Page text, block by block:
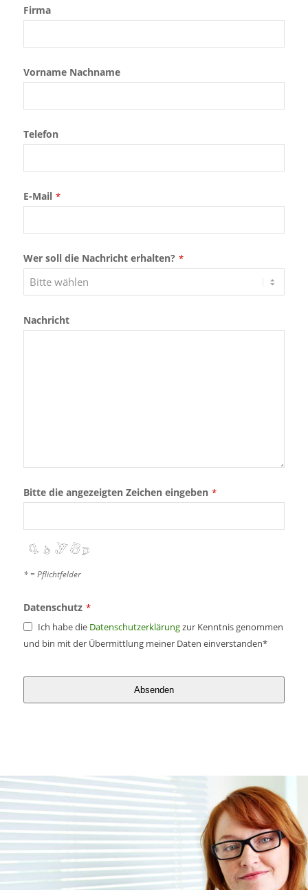
Firma
Vorname Nachname
Telefon
E-Mail *
Wer soll die Nachricht erhalten? *
Nachricht
Bitte die angezeigten Zeichen eingeben *
* = Pflichtfelder
Datenschutz *
Ich habe die Datenschutzerklärungzur Kenntnis genommen
und bin mit der Übermittlung meiner Daten einverstanden*
Absenden
nicht
ausgefüllt
werden